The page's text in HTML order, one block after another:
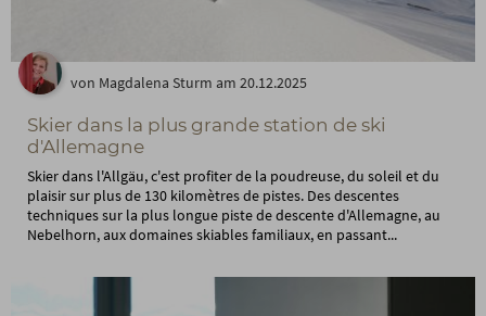
von Magdalena Sturm am 20.12.2025
Skier dans la plus grande station de ski
d'Allemagne
Skier dans l'Allgäu, c'est profiter de la poudreuse, du soleil et du
plaisir sur plus de 130 kilomètres de pistes. Des descentes
techniques sur la plus longue piste de descente d'Allemagne, au
Nebelhorn, aux domaines skiables familiaux, en passant...